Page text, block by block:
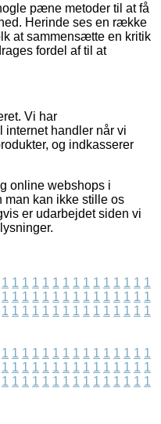
pæne metoder til at få
Herinde ses en række
at sammensætte en kritik
fordel af til at
Vi har
internet handler når vi
og indkasserer
online webshops i
man kan ikke stille os
er udarbejdet siden vi
1 1 1 1 1 1 1 1 1 1 1 1 1 1 1
1 1 1 1 1 1 1 1 1 1 1 1 1 1 1
1 1 1 1 1 1 1 1 1 1 1 1 1 1 1
1 1 1 1 1 1 1 1 1 1 1 1 1 1 1
1 1 1 1 1 1 1 1 1 1 1 1 1 1 1
1 1 1 1 1 1 1 1 1 1 1 1 1 1 1